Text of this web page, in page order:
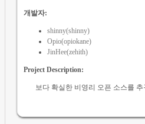
개발자:
shinny(shinny)
Opio(opiokane)
JinHee(zehith)
Project Description:
보다 확실한 비영리 오픈 소스를